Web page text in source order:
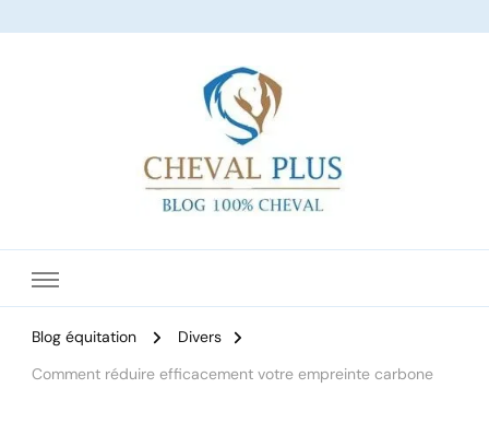
Blog équitation
Divers
Comment réduire efficacement votre empreinte carbone